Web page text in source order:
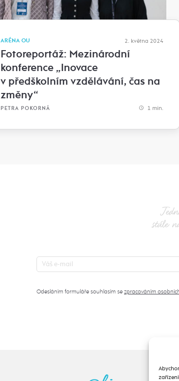
ARÉNA OU 2. května 2024
Fotoreportáž: Mezinárodní
konference „Inovace
v předškolním vzdělávání, čas na
změny“
PETRA POKORNÁ 1 min.
stále
Odesláním formuláře souhlasím se zpracováním